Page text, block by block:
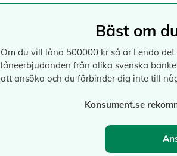
Bäst om
Om du vill låna 500000 kr så är Lendo
låneerbjudanden från olika svenska
att ansöka och du förbinder dig inte till
Konsument.se